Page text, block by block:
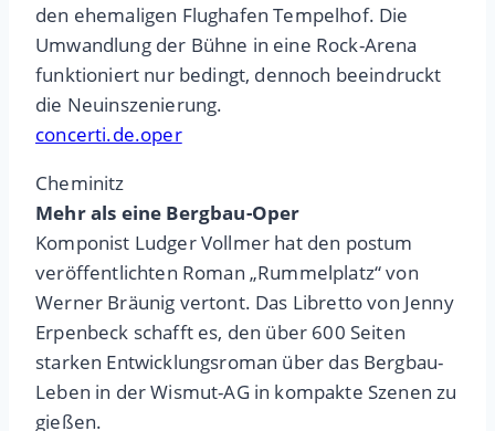
den ehemaligen Flughafen Tempelhof. Die
Umwandlung der Bühne in eine Rock-Arena
funktioniert nur bedingt, dennoch beeindruckt
die Neuinszenierung.
concerti.de.oper
Cheminitz
Mehr als eine Bergbau-Oper
Komponist Ludger Vollmer hat den postum
veröffentlichten Roman „Rummelplatz“ von
Werner Bräunig vertont. Das Libretto von Jenny
Erpenbeck schafft es, den über 600 Seiten
starken Entwicklungsroman über das Bergbau-
Leben in der Wismut-AG in kompakte Szenen zu
gießen.